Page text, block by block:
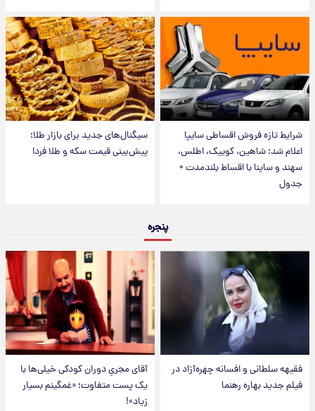
شرایط تازه فروش اقساطی سایپا
اعلام شد؛ شاهین، کوییک، اطلس،
سهند و ساینا با اقساط بلندمدت +
جدول
سیگنال‌های جدید برای بازار طلا؛
پیش‌بینی قیمت سکه و طلا فردا
پنجره
فقیهه سلطانی و افسانه چهره‌آزاد در
فیلم جدید بهاره رهنما
آقای مجریِ دوران کودکی خیلی‌ها با
یک پست متفاوت؛ «غمگینم بسیار
زیاد»!